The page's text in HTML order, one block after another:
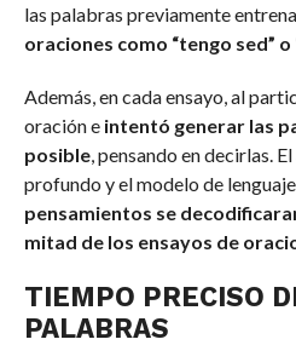
las palabras previamente
oraciones como “tengo sed”
Además, en cada ensayo, al
oración e intentó generar las
posible, pensando en decirlas.
profundo y el modelo de
pensamientos se
mitad de los ensayos de
TIEMPO PRECISO
PALABRAS